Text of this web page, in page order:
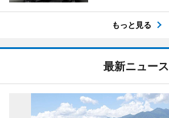
もっと見る
最新ニュース